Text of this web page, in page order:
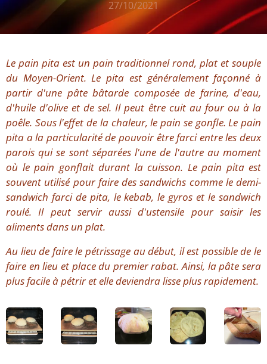
27/10/2021
Le pain pita est un pain traditionnel rond, plat et souple
du Moyen-Orient. Le pita est généralement façonné à
partir d'une pâte bâtarde composée de farine, d'eau,
d'huile d'olive et de sel. Il peut être cuit au four ou à la
poêle. Sous l'effet de la chaleur, le pain se gonfle. Le pain
pita a la particularité de pouvoir être farci entre les deux
parois qui se sont séparées l'une de l'autre au moment
où le pain gonflait durant la cuisson. Le pain pita est
souvent utilisé pour faire des sandwichs comme le demi-
sandwich farci de pita, le kebab, le gyros et le sandwich
roulé. Il peut servir aussi d'ustensile pour saisir les
aliments dans un plat.
Au lieu de faire le pétrissage au début, il est possible de le
faire en lieu et place du premier rabat. Ainsi, la pâte sera
plus facile à pétrir et elle deviendra lisse plus rapidement.